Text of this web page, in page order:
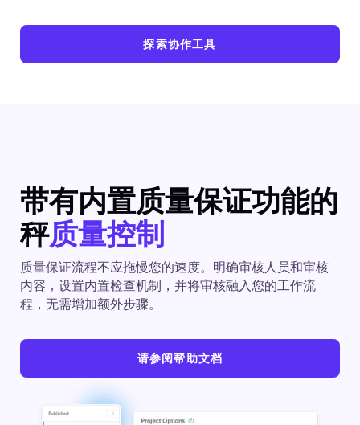
探索协作工具
带有内置质量保证功能的
秤质量控制
质量保证流程不应拖慢您的速度。明确审核人员和审核
内容，设置内置检查机制，并将审核融入您的工作流
程，无需增加额外步骤。
请参阅帮助文档